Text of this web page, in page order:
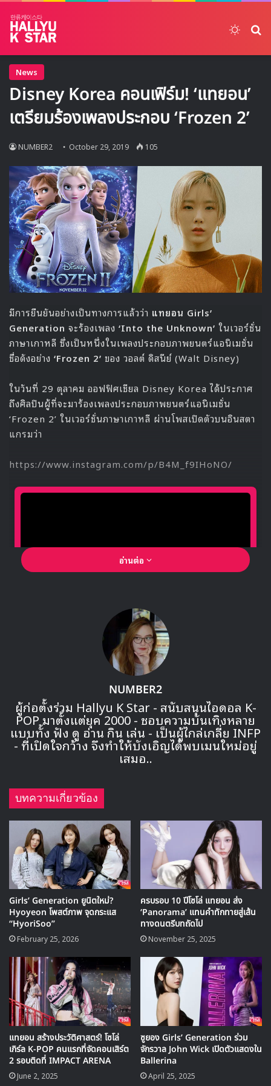
News
Disney Korea คอนเฟิร์ม! ‘แทยอน’
เตรียมร้องเพลงประกอบ ‘Frozen 2’
NUMBER2 October 29, 2019 105
มีการยืนยันอย่างเป็นทางการแล้วว่า แทยอน Girls’
Generation จะร้องเพลง ‘Into the Unknown’ ในเวอร์ชั่น
ภาษาเกาหลี ซึ่งเป็นหนึ่งในเพลงประกอบภาพยนตร์แอนิเมชั่น
ชื่อดังอย่าง ‘Frozen 2’ ของ วอลต์ ดิสนีย์ (Walt Disney)
ในวันที่ 29 ตุลาคม ออฟฟิศเชียล Disney Korea ได้ประกาศ
ถึงศิลปินผู้ที่จะมาร้องเพลงประกอบภาพยนตร์แอนิเมชั่น
‘Frozen 2’ ในเวอร์ชั่นภาษาเกาหลี ผ่านโพสเปิดตัวบนอินสตา
แกรมว่า
https://www.instagram.com/p/B4M_f9IHoNO/
🎙GYUBIN ปลื้มเมืองไทยขนาดไหน? ถึงกลับมาถ่าย
MV เพลงใหม่ LIKE U 100 ที่กรุงเทพ
▶ คลิกดูสัมภาษณ์พิเศษ
: แปล
“ศิลปินแห่งประเทศ(เกาหลี) ผู้ที่จะร้องคัฟเวอร์
ผู้เต็มเปี่ยมไปด้วยพรสวรรค์ ที่ทุกคนต่างเชื่อใจและฟัง
เตรียมหูของคุณทุกคนให้พร้อม แล้วมาเพลินเพลินไปกับ
การรับฟัง ในหน้าหนาวนี้กัน!
#겨울왕국2 (Frozen 2) #태연 (แทยอน) เปิดเผย
โปสเตอร์อาร์ทเวิร์ค
.
#숨겨진세상 (ชื่อเพลงในภาษาเกาหลี)
#두려워하지마 (Don’t be afraid – อย่ากลัว) #11월
대개봉 (เปิดตัวเดือนพฤศจิกายน)”
‘Into the Unknown’ในส่วนของเวอร์ชั่นภาษาอังกฤษ ร้อง
โดยนักร้องและนักแสดงบอร์ดเวย์อย่าง ‘Idina Menzel’ ผู้ที่
ร้องเพลง ‘Let It Go’ ประกอบภาพยนตร์แอนิเมชั่น ‘Frozen’
อ่านต่อ
NUMBER2
ผู้ก่อตั้งร่วม Hallyu K Star - สนับสนุนไอดอล K-
POP มาตั้งแต่ยุค 2000 - ชอบความบันเทิงหลาย
แบบทั้ง ฟัง ดู อ่าน กิน เล่น - เป็นผู้ไกล่เกลี่ย INFP
- ที่เปิดใจกว้าง จึงทำให้บังเอิญได้พบเมนใหม่อยู่
เสมอ..
บทความเกี่ยวข้อง
Girls’ Generation ยูนิตใหม่?
Hyoyeon โพสต์ภาพ จุดกระแส
“HyoriSoo”
February 25, 2026
ครบรอบ 10 ปีโซโล่ แทยอน ส่ง
‘Panorama’ แทนคำทักทายสู่เส้น
ทางดนตรีบทถัดไป
November 25, 2025
แทยอน สร้างประวัติศาสตร์! โซโล่
เกิร์ล K-POP คนแรกที่จัดคอนเสิร์ต
2 รอบติดที่ IMPACT ARENA
June 2, 2025
ซูยอง Girls’ Generation ร่วม
จักรวาล John Wick เปิดตัวแสดงใน
Ballerina
April 25, 2025